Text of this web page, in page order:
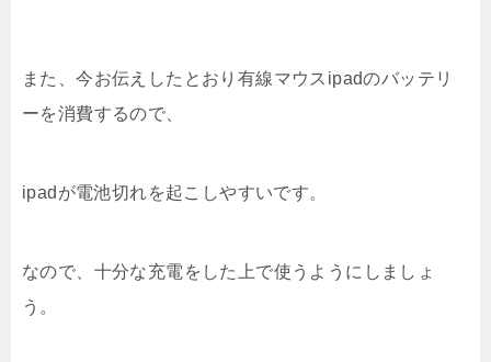
また、今お伝えしたとおり有線マウスipadのバッテリ
ーを消費するので、
ipadが電池切れを起こしやすいです。
なので、十分な充電をした上で使うようにしましょ
う。